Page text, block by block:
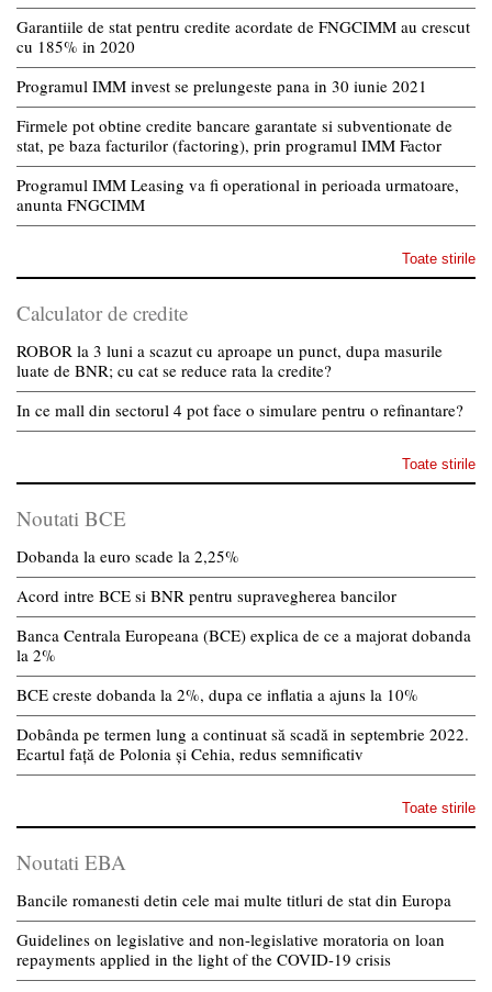
Garantiile de stat pentru credite acordate de FNGCIMM au crescut
cu 185% in 2020
Programul IMM invest se prelungeste pana in 30 iunie 2021
Firmele pot obtine credite bancare garantate si subventionate de
stat, pe baza facturilor (factoring), prin programul IMM Factor
Programul IMM Leasing va fi operational in perioada urmatoare,
anunta FNGCIMM
Toate stirile
Calculator de credite
ROBOR la 3 luni a scazut cu aproape un punct, dupa masurile
luate de BNR; cu cat se reduce rata la credite?
In ce mall din sectorul 4 pot face o simulare pentru o refinantare?
Toate stirile
Noutati BCE
Dobanda la euro scade la 2,25%
Acord intre BCE si BNR pentru supravegherea bancilor
Banca Centrala Europeana (BCE) explica de ce a majorat dobanda
la 2%
BCE creste dobanda la 2%, dupa ce inflatia a ajuns la 10%
Dobânda pe termen lung a continuat să scadă in septembrie 2022.
Ecartul față de Polonia și Cehia, redus semnificativ
Toate stirile
Noutati EBA
Bancile romanesti detin cele mai multe titluri de stat din Europa
Guidelines on legislative and non-legislative moratoria on loan
repayments applied in the light of the COVID-19 crisis